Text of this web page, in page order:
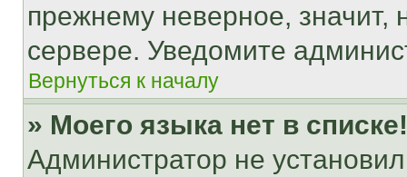
прежнему неверное, значит,
сервере. Уведомите
Вернуться к началу
» Моего языка нет в списке!
Администратор не